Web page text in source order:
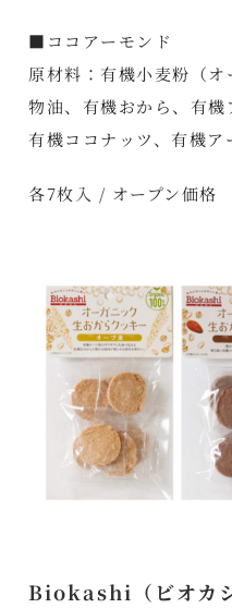
■ココアーモンド
原材料：有機小麦粉（
物油、有機おから、有機
有機ココナッツ、有機ア
各7枚入 / オープン価格
Biokashi（ビオカ